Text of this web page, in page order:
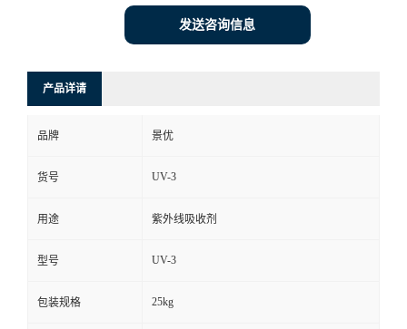
发送咨询信息
产品详请
品牌 景优
货号 UV-3
用途 紫外线吸收剂
型号 UV-3
包装规格 25kg